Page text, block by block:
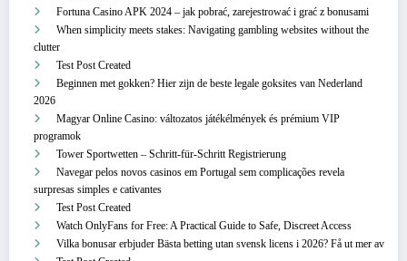
Fortuna Casino APK 2024 – jak pobrać, zarejestrować i grać z bonusami
When simplicity meets stakes: Navigating gambling websites without the
clutter
Test Post Created
Beginnen met gokken? Hier zijn de beste legale goksites van Nederland
2026
Magyar Online Casino: változatos játékélmények és prémium VIP
programok
Tower Sportwetten – Schritt‑für‑Schritt Registrierung
Navegar pelos novos casinos em Portugal sem complicações revela
surpresas simples e cativantes
Test Post Created
Watch OnlyFans for Free: A Practical Guide to Safe, Discreet Access
Vilka bonusar erbjuder Bästa betting utan svensk licens i 2026? Få ut mer av